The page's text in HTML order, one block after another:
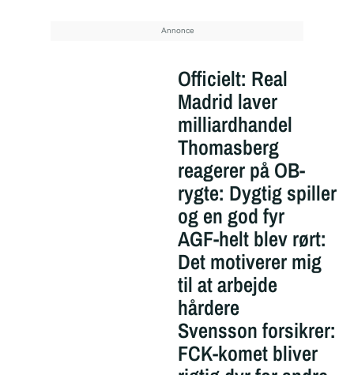
Officielt: Real
Madrid laver
milliardhandel
Thomasberg
reagerer på OB-
rygte: Dygtig spiller
og en god fyr
AGF-helt blev rørt:
Det motiverer mig
til at arbejde
hårdere
Svensson forsikrer:
FCK-komet bliver